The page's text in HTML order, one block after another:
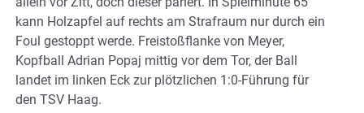
kann Holzapfel auf rechts am Strafraum nur durch ein
Foul gestoppt werde. Freistoßflanke von Meyer,
Kopfball Adrian Popaj mittig vor dem Tor, der Ball
landet im linken Eck zur plötzlichen 1:0-Führung für
den TSV Haag.